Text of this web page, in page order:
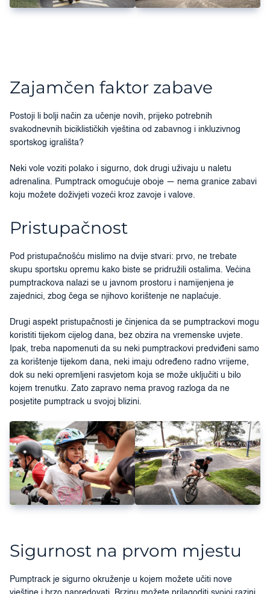
Zajamčen faktor zabave
Postoji li bolji način za učenje novih, prijeko potrebnih
svakodnevnih biciklističkih vještina od zabavnog i inkluzivnog
sportskog igrališta?
Neki vole voziti polako i sigurno, dok drugi uživaju u naletu
adrenalina. Pumptrack omogućuje oboje — nema granice zabavi
koju možete doživjeti vozeći kroz zavoje i valove.
Pristupačnost
Pod pristupačnošću mislimo na dvije stvari: prvo, ne trebate
skupu sportsku opremu kako biste se pridružili ostalima. Većina
pumptrackova nalazi se u javnom prostoru i namijenjena je
zajednici, zbog čega se njihovo korištenje ne naplaćuje.
Drugi aspekt pristupačnosti je činjenica da se pumptrackovi mogu
koristiti tijekom cijelog dana, bez obzira na vremenske uvjete.
Ipak, treba napomenuti da su neki pumptrackovi predviđeni samo
za korištenje tijekom dana, neki imaju određeno radno vrijeme,
dok su neki opremljeni rasvjetom koja se može uključiti u bilo
kojem trenutku. Zato zapravo nema pravog razloga da ne
posjetite pumptrack u svojoj blizini.
Sigurnost na prvom mjestu
Pumptrack je sigurno okruženje u kojem možete učiti nove